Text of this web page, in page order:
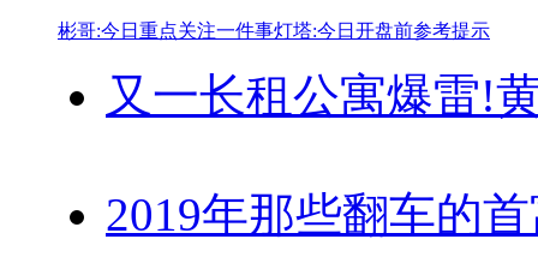
彬哥:今日重点关注一件事灯塔:今日开盘前参考提示
又一长租公寓爆雷!
2019年那些翻车的